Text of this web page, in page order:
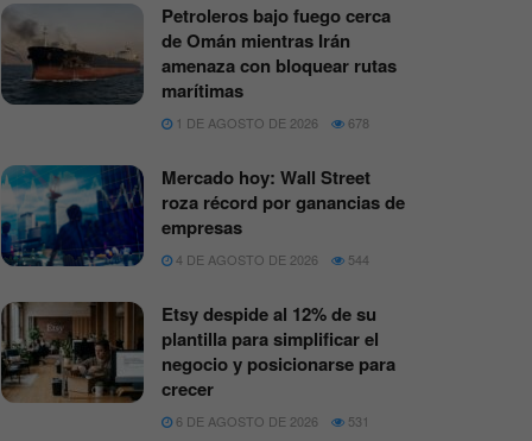
Petroleros bajo fuego cerca
de Omán mientras Irán
amenaza con bloquear rutas
marítimas
1 DE AGOSTO DE 2026 678
Mercado hoy: Wall Street
roza récord por ganancias de
empresas
4 DE AGOSTO DE 2026 544
Etsy despide al 12% de su
plantilla para simplificar el
negocio y posicionarse para
crecer
6 DE AGOSTO DE 2026 531